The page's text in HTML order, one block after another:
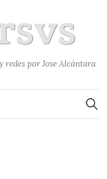
por Jose Alcántara